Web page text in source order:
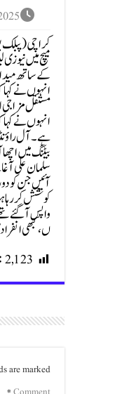
کراچی (پبلک
میچ میں
کے ساتھ
انہوں نے کہا
مستقل مزاجی
انہوں نے
بیٹنگ میں
سلمان علی
کوشش کررہا
واپس آگئے
ں،کبھی
2,123
are marked